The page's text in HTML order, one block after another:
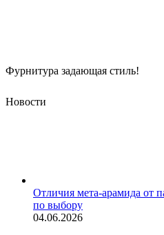
Фурнитура задающая стиль!
Новости
Отличия мета-арамида от
по выбору
04.06.2026